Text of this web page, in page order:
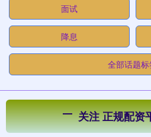
面试
降息
全部话题
关注 正规配资